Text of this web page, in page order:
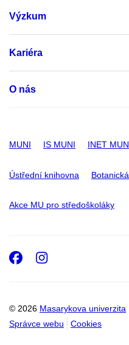
Výzkum
Kariéra
O nás
MUNI IS MUNI INET
Ústřední knihovna
Akce MU pro středoškoláky
© 2026 Masarykova univerzita
Správce webu
Cookies
Facebook